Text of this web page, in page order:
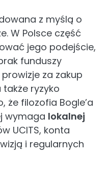
z myślą o
W Polsce część
jego podejście,
funduszy
za zakup
także ryzyko
że filozofia Bogle’a
wymaga lokalnej
UCITS, konta
i regularnych